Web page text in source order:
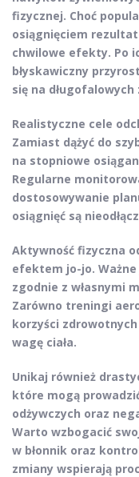
fizycznej. Choć
osiągnięciem
chwilowe efekty. Po
błyskawiczny
się na
Realistyczne cele
Zamiast dążyć do
na stopniowe
Regularne
dostosowywanie
osiągnięć są
Aktywność fizyczna
efektem jo-jo.
zgodnie z własnymi
Zarówno treningi
korzyści
wagę ciała.
Unikaj również
które mogą
odżywczych oraz
Warto wzbogacić
w błonnik oraz
zmiany wspierają